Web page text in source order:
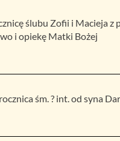
ślubu Zofii i Macieja z
i opiekę Matki Bożej
śm. ? int. od syna